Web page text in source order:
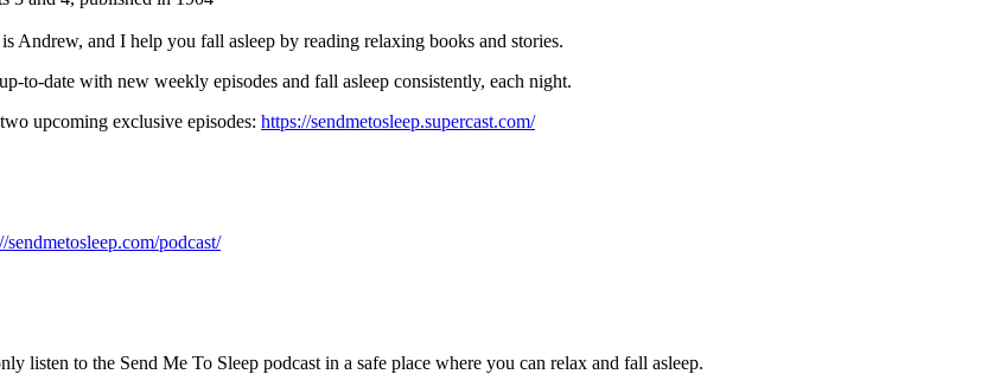
Andrew, and I help you fall asleep by reading relaxing books and stories.
to-date with new weekly episodes and fall asleep consistently, each night.
upcoming exclusive episodes: ⁠⁠⁠⁠⁠⁠⁠⁠⁠⁠⁠⁠⁠⁠⁠⁠⁠⁠⁠⁠⁠⁠⁠⁠⁠⁠⁠⁠⁠⁠⁠⁠⁠⁠⁠⁠⁠⁠⁠⁠⁠⁠⁠⁠⁠⁠⁠⁠⁠⁠⁠⁠⁠⁠⁠⁠⁠⁠⁠⁠⁠⁠⁠⁠⁠⁠⁠⁠⁠⁠⁠⁠⁠⁠⁠⁠⁠⁠⁠⁠⁠⁠⁠⁠⁠⁠⁠⁠⁠⁠⁠⁠⁠⁠⁠⁠⁠⁠⁠⁠⁠⁠⁠⁠⁠⁠⁠⁠⁠⁠⁠⁠https://sendmetosleep.supercast.com/⁠⁠⁠⁠⁠⁠⁠⁠⁠⁠⁠⁠⁠⁠⁠⁠⁠⁠⁠⁠⁠⁠⁠⁠⁠⁠⁠⁠⁠⁠⁠⁠⁠⁠⁠⁠⁠⁠⁠⁠⁠⁠⁠⁠⁠⁠⁠⁠⁠⁠⁠⁠⁠⁠⁠⁠⁠⁠⁠⁠⁠⁠⁠⁠⁠⁠⁠⁠⁠⁠⁠⁠⁠⁠⁠⁠⁠⁠⁠⁠⁠⁠⁠⁠⁠⁠⁠⁠⁠⁠⁠⁠⁠⁠⁠⁠⁠⁠⁠⁠⁠⁠⁠⁠⁠⁠⁠⁠⁠⁠
sendmetosleep.com/podcast/⁠⁠⁠⁠⁠⁠⁠⁠⁠⁠⁠⁠⁠⁠⁠⁠⁠⁠⁠⁠⁠⁠⁠⁠⁠⁠⁠⁠⁠⁠⁠⁠⁠⁠⁠⁠⁠⁠⁠⁠⁠⁠⁠⁠⁠⁠⁠⁠⁠⁠⁠⁠⁠⁠⁠⁠⁠⁠⁠⁠⁠⁠⁠⁠⁠⁠⁠⁠⁠⁠⁠⁠⁠⁠⁠⁠⁠⁠⁠⁠⁠⁠⁠⁠⁠⁠⁠⁠⁠⁠⁠⁠⁠⁠⁠⁠⁠⁠⁠⁠⁠⁠⁠⁠⁠⁠⁠⁠⁠⁠⁠⁠⁠⁠⁠⁠⁠⁠⁠⁠⁠⁠⁠⁠⁠⁠⁠⁠⁠⁠⁠⁠⁠⁠⁠⁠⁠⁠⁠⁠⁠⁠⁠⁠⁠⁠⁠⁠⁠⁠⁠⁠⁠⁠⁠⁠⁠⁠⁠⁠⁠⁠⁠⁠⁠⁠⁠
listen to the Send Me To Sleep podcast in a safe place where you can relax and fall asleep.